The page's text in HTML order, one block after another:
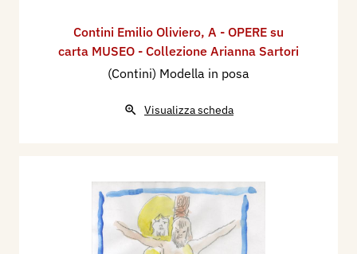
Contini Emilio Oliviero, A - OPERE su
carta MUSEO - Collezione Arianna Sartori
(Contini) Modella in posa
Visualizza scheda